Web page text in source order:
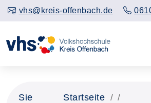
vhs@kreis-offenbach.de
Sie
Startseite